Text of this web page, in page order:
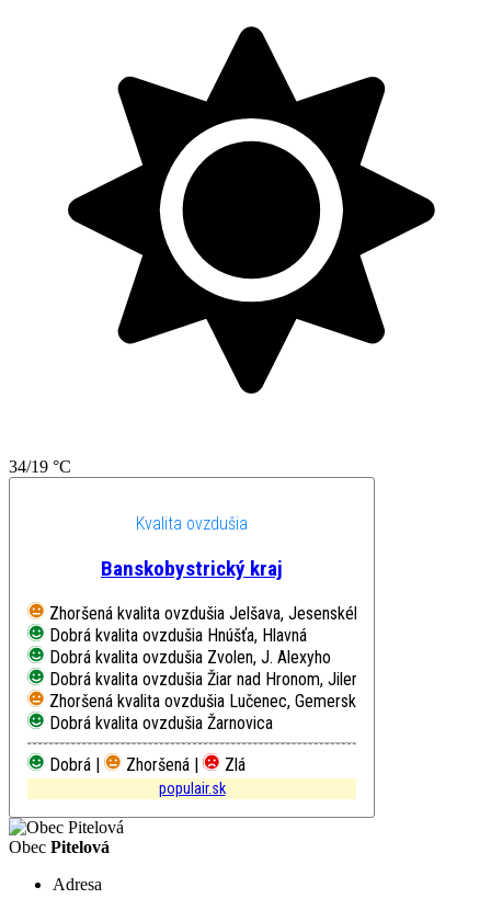
34/19 °C
Kvalita ovzdušia
Banskobystrický kraj
Zhoršená kvalita ovzdušia Jelšava, Jesenského
Dobrá kvalita ovzdušia Hnúšťa, Hlavná
Dobrá kvalita ovzdušia Zvolen, J. Alexyho
Dobrá kvalita ovzdušia Žiar nad Hronom, Jilemnického
Zhoršená kvalita ovzdušia Lučenec, Gemerská cesta
Dobrá kvalita ovzdušia Žarnovica
Dobrá |
Zhoršená | Zlá
populair.sk
Obec Pitelová
Adresa